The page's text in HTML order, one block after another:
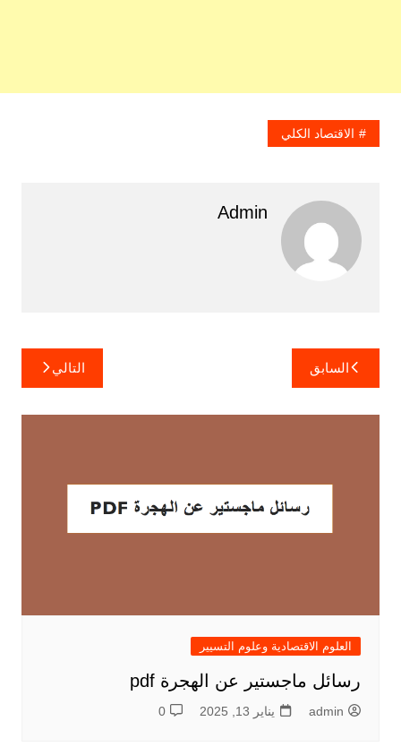
الاقتصاد الكلي
Admin
تصفّح
المقالات
السابق التالي
العلوم الاقتصادية وعلوم التسيير
رسائل ماجستير عن الهجرة pdf
admin يناير 13, 2025 0